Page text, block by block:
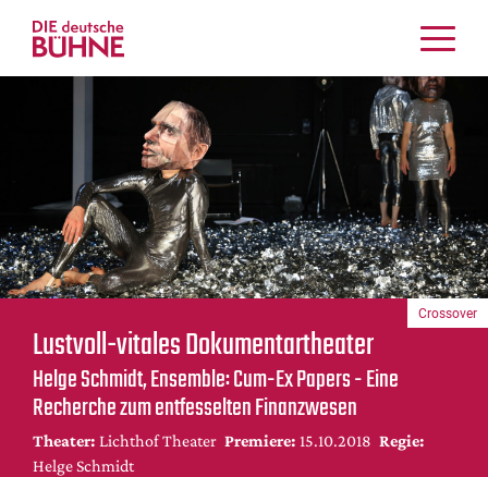
Musiktheater
Tanz
Crossover
Bühnenwelt
Festivals & Veranstaltungen
Menschen & Theater
Themen
Internationales
Nachrufe
Medientipps
Lustvoll-vitales Dokumentartheater
Helge Schmidt, Ensemble: Cum-Ex Papers - Eine
Recherche zum entfesselten Finanzwesen
Theater: Lichthof Theater Premiere: 15.10.2018 Regie:
Helge Schmidt
Crossover